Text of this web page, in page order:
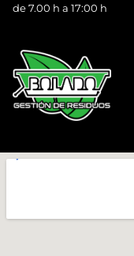
de 7.00 h a 17:00 h